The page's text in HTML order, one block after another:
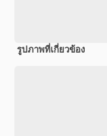
รูปภาพที่เกี่ยวข้อง